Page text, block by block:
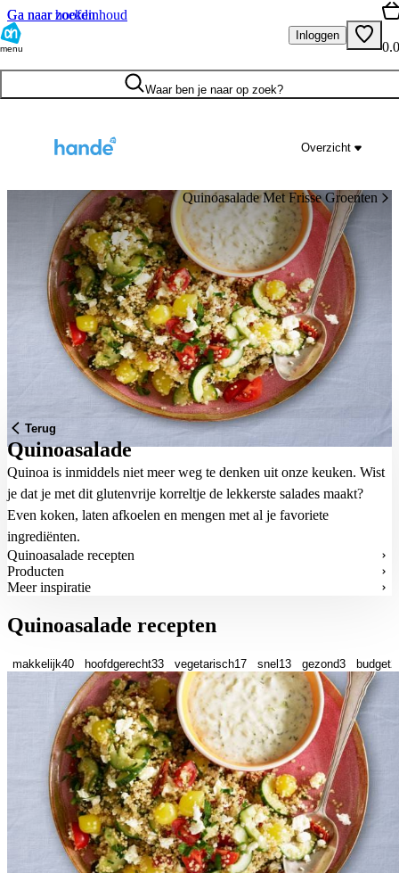
Ga naar hoofdinhoud
Ga naar zoeken
menu
Inloggen
Waar ben je naar op zoek?
Overzicht
Quinoasalade Met Frisse Groenten
Terug
Quinoasalade
Quinoa is inmiddels niet meer weg te denken uit onze keuken. Wist
je dat je met dit glutenvrije korreltje de lekkerste salades maakt?
Even koken, laten afkoelen en mengen met al je favoriete
ingrediënten.
Quinoasalade recepten
Producten
Meer inspiratie
Quinoasalade recepten
makkelijk40 hoofdgerecht33 vegetarisch17 snel 13 gezond3 budget